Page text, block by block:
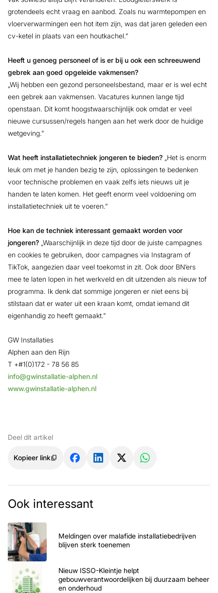
grotendeels echt vraag en aanbod. Zoals nu warmtepompen en
vloerverwarmingen een hot item zijn, was dat jaren geleden een
cv-ketel in plaats van een houtkachel.”
Heeft u genoeg personeel of is er bij u ook een schreeuwend
gebrek aan goed opgeleide vakmensen?
„Wij hebben een gezond personeelsbestand, maar er is wel echt
een gebrek aan vakmensen. Vacatures kunnen lange tijd
openstaan. Dit komt hoogstwaarschijnlijk ook omdat er veel
nieuwe cursussen/regels hangen aan het werk door de huidige
wetgeving.”
Wat heeft installatietechniek jongeren te bieden? „Het is enorm
leuk om met je handen bezig te zijn, oplossingen te bedenken
voor technische problemen en vaak zelfs iets nieuws uit je
handen te laten komen. Het geeft enorm veel voldoening om
installatietechniek uit te voeren.”
Hoe kan de techniek interessant gemaakt worden voor
jongeren? „Waarschijnlijk in deze tijd door de juiste campagnes
en cookies te gebruiken, door campagnes via Instagram of
TikTok, aangezien daar veel toekomst in zit. Ook door BN’ers
mee te laten lopen in het werkveld en dit uitzenden als nieuw tof
programma. Ik denk dat sommige jongeren er niet eens bij
stilstaan dat er water uit een kraan komt, omdat iemand dit
eigenhandig zo heeft gemaakt.”
GW Installaties
Alphen aan den Rijn
T +#1(0)172 - 78 56 85
info@gwinstallatie-alphen.nl
www.gwinstallatie-alphen.nl
Deel dit artikel
Kopieer link
Ook interessant
Meldingen over malafide installatiebedrijven
blijven sterk toenemen
Nieuw ISSO-Kleintje helpt
gebouwverantwoordelijken bij duurzaam beheer
en onderhoud